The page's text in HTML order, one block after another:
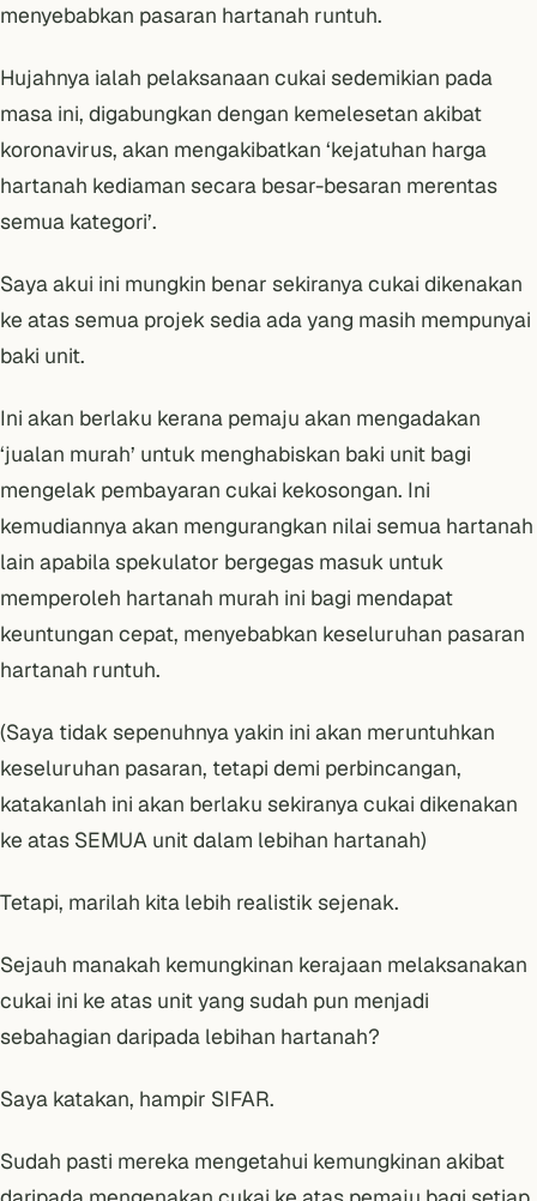
menyebabkan pasaran hartanah runtuh.
Hujahnya ialah pelaksanaan cukai sedemikian pada
masa ini, digabungkan dengan kemelesetan akibat
koronavirus, akan mengakibatkan ‘kejatuhan harga
hartanah kediaman secara besar-besaran merentas
semua kategori’.
Saya akui ini mungkin benar sekiranya cukai dikenakan
ke atas semua projek sedia ada yang masih mempunyai
baki unit.
Ini akan berlaku kerana pemaju akan mengadakan
‘jualan murah’ untuk menghabiskan baki unit bagi
mengelak pembayaran cukai kekosongan. Ini
kemudiannya akan mengurangkan nilai semua hartanah
lain apabila spekulator bergegas masuk untuk
memperoleh hartanah murah ini bagi mendapat
keuntungan cepat, menyebabkan keseluruhan pasaran
hartanah runtuh.
(Saya tidak sepenuhnya yakin ini akan meruntuhkan
keseluruhan pasaran, tetapi demi perbincangan,
katakanlah ini akan berlaku sekiranya cukai dikenakan
ke atas SEMUA unit dalam lebihan hartanah)
Tetapi, marilah kita lebih realistik sejenak.
Sejauh manakah kemungkinan kerajaan melaksanakan
cukai ini ke atas unit yang sudah pun menjadi
sebahagian daripada lebihan hartanah?
Saya katakan, hampir SIFAR.
Sudah pasti mereka mengetahui kemungkinan akibat